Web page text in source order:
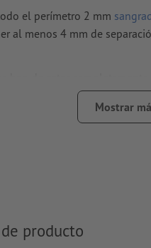
el perímetro 2 mm
al menos 4 mm de
CMYK, FOGRA52 (PSO
Mostrar
producto